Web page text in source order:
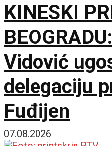
KINESKI
Vidović
delegaciju
Fuđijen
07.08.2026